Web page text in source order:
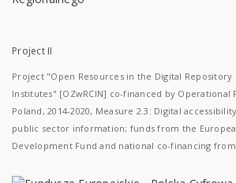
Project II
Project "Open Resources in the Digital
Institutes" [OZwRCIN] co-financed by Operational
Poland, 2014-2020, Measure 2.3: Digital
public sector information; funds from the
Development Fund and national co-financing